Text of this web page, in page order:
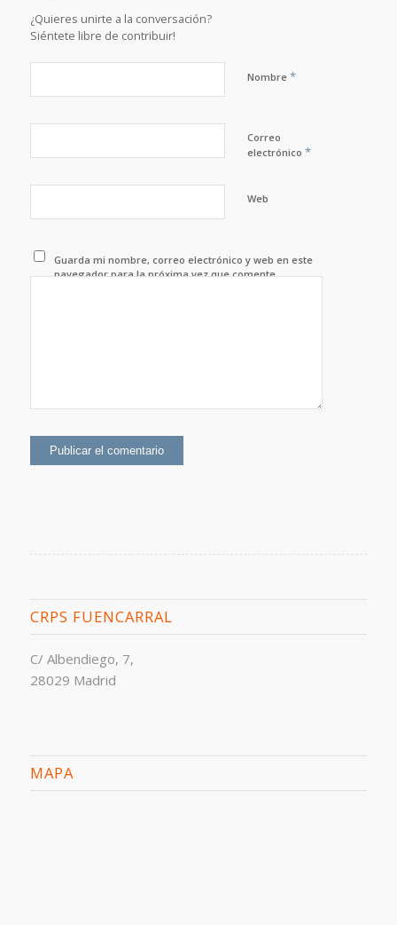
¿Quieres unirte a la conversación?
Siéntete libre de contribuir!
Nombre *
Correo
electrónico *
Web
Guarda mi nombre, correo electrónico y web en este
navegador para la próxima vez que comente.
CRPS FUENCARRAL
C/ Albendiego, 7,
28029 Madrid
MAPA